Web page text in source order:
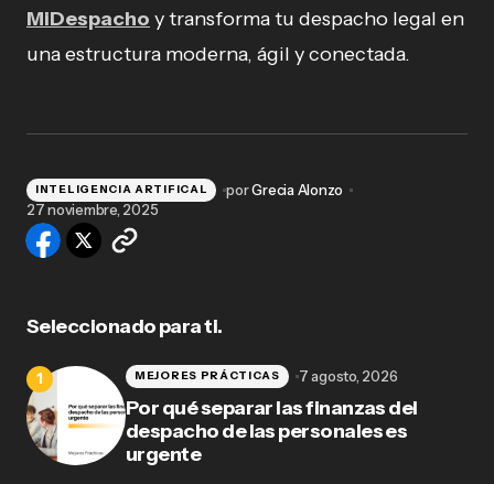
MiDespacho y transforma tu despacho legal en
una estructura moderna, ágil y conectada.
INTELIGENCIA ARTIFICAL porGrecia Alonzo
27 noviembre, 2025
Seleccionado para ti.
Por qué separar las finanzas del
despacho de las personales es
urgente
MEJORES PRÁCTICAS 7 agosto, 2026